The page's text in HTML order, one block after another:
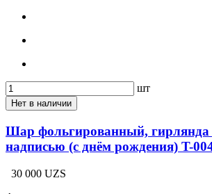
шт
Нет в наличии
Шар фольгированный, гирлянда
надписью (с днём рождения) T-
30 000 UZS